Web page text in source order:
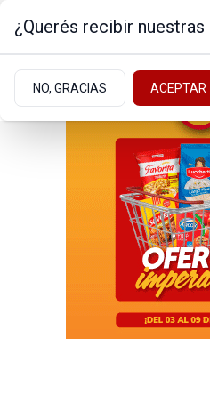
¿Querés recibir
NO, GRACIAS ACEPTAR